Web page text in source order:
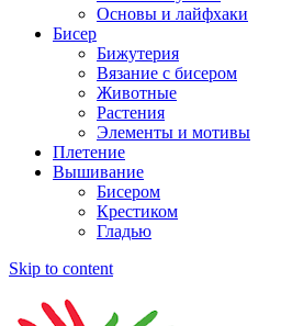
Основы и лайфхаки
Бисер
Бижутерия
Вязание с бисером
Животные
Растения
Элементы и мотивы
Плетение
Вышивание
Бисером
Крестиком
Гладью
Skip to content